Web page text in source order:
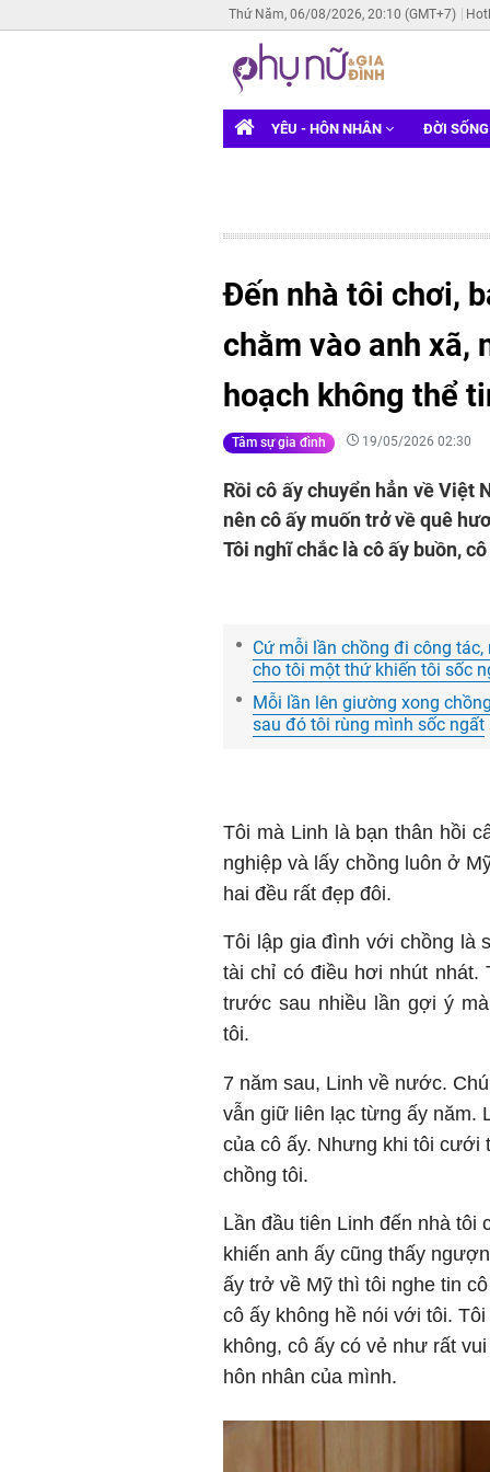
Thứ Năm, 06/08/2026, 20:10 (GMT+7)
YÊU - HÔN NHÂN ĐỜI
Đến nhà tôi chơi,
chằm vào anh xã,
hoạch không thể
Tâm sự gia đình 19/05/2026 02:30
Rồi cô ấy chuyển hẳn về Việt
nên cô ấy muốn trở về quê
Tôi nghĩ chắc là cô ấy buồn,
Cứ mỗi lần chồng đi công
cho tôi một thứ khiến tôi sốc
Mỗi lần lên giường xong
sau đó tôi rùng mình sốc ngất
Tôi mà Linh là bạn thân hồi
nghiệp và lấy chồng luôn ở
hai đều rất đẹp đôi.
Tôi lập gia đình với chồng là
tài chỉ có điều hơi nhút
trước sau nhiều lần gợi ý
tôi.
7 năm sau, Linh về nước.
vẫn giữ liên lạc từng ấy năm.
của cô ấy. Nhưng khi tôi cưới
chồng tôi.
Lần đầu tiên Linh đến nhà tôi
khiến anh ấy cũng thấy
ấy trở về Mỹ thì tôi nghe tin
cô ấy không hề nói với tôi.
không, cô ấy có vẻ như rất
hôn nhân của mình.